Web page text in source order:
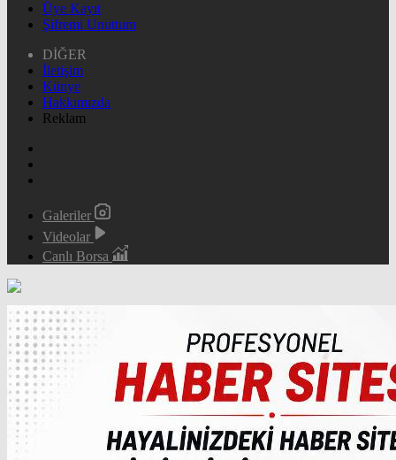
Üye Kayıt
Şifremi Unuttum
DİĞER
İletişim
Künye
Hakkımızda
Reklam
Galeriler
Videolar
Canlı Borsa